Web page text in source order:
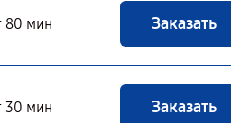
80 мин Заказать
30 мин Заказать